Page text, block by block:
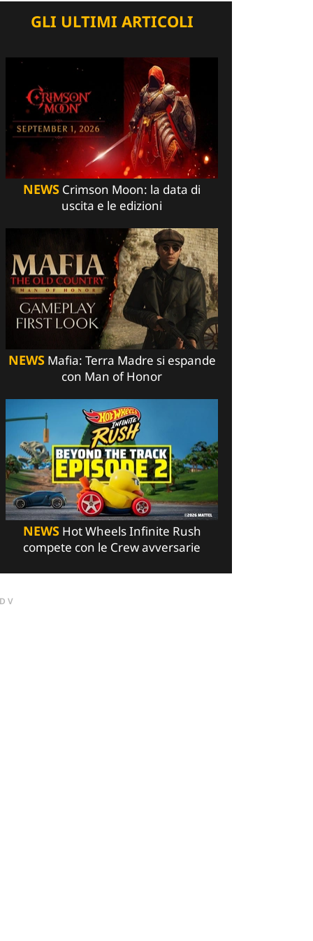
GLI ULTIMI ARTICOLI
NEWS Crimson Moon: la data di
uscita e le edizioni
NEWSMafia: Terra Madre si espande
con Man of Honor
NEWSHot Wheels Infinite Rush
compete con le Crew avversarie